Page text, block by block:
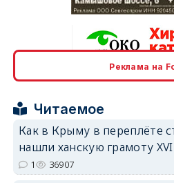
Реклама на
Читаемое
Как в Крыму в переплёте
нашли ханскую грамоту
1 36907